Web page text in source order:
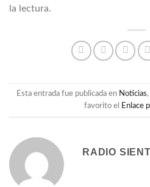
la lectura.
Esta entrada fue publicada en Noticias,
favorito el
Enlace
RADIO